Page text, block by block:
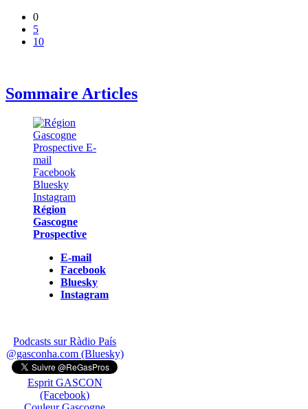
0
5
10
Sommaire Articles
Région
Gascogne
Prospective
E-mail
Facebook
Bluesky
Instagram
Podcasts sur Ràdio País
@gasconha.com (Bluesky)
Esprit GASCON
(Facebook)